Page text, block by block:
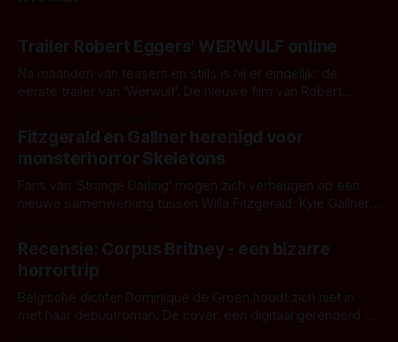
Trailer Robert Eggers' WERWULF online
Na maanden van teasers en stills is hij er eindelijk: de
eerste trailer van 'Werwulf'. De nieuwe film van Robert
kille stijl vol folklore en mythe. Het topic deze keer is (kon
het het al raden?)... de weerwolf. Kijk je mee?
Fitzgerald en Gallner herenigd voor
monsterhorror Skeletons
Fans van 'Strange Darling' mogen zich verheugen op een
nieuwe samenwerking tussen Willa Fitzgerald, Kyle Gallner
'Skeletons', een nieuwe creature feature waarvoor de
opnames zijn gestart in Australië.
Recensie: Corpus Britney - een bizarre
horrortrip
Belgische dichter Dominique de Groen houdt zich niet in
met haar debuutroman. De cover, een digitaal gerenderd en